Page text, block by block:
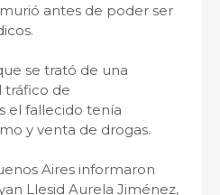
antes de poder ser
se trató de una
tráfico de
el fallecido tenía
y venta de drogas.
Aires informaron
Llesid Aurela Jiménez,